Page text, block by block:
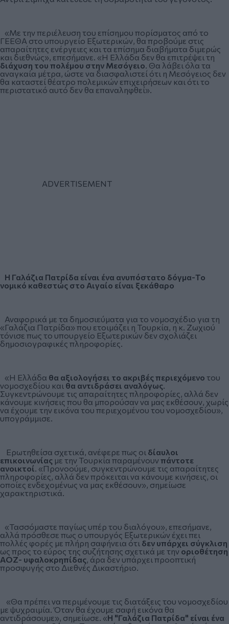
«Με την περιέλευση του επίσημου πορίσματος από το
ΓΕΕΘΑ στο υπουργείο Εξωτερικών, θα προβούμε στις
απαραίτητες ενέργειες και τα επίσημα διαβήματα διμερώς
και διεθνώς», επεσήμανε. «Η Ελλάδα δεν θα επιτρέψει τη
διάχυση του πολέμου στην Μεσόγειο. Θα λάβει όλα τα
αναγκαία μέτρα, ώστε να διασφαλιστεί ότι η Μεσόγειος δεν
θα καταστεί θέατρο πολεμικών επιχειρήσεων και ότι το
περιστατικό αυτό δεν θα επαναληφθεί».
Η Γαλάζια Πατρίδα είναι ένα ανυπόστατο δόγμα-Το
νομικό καθεστώς στο Αιγαίο είναι ξεκάθαρο
Αναφορικά με τα δημοσιεύματα για το νομοσχέδιο για τη
«Γαλάζια Πατρίδα» που ετοιμάζει η Τουρκία, η κ. Ζωχιού
τόνισε πως το υπουργείο Εξωτερικών δεν σχολιάζει
δημοσιογραφικές πληροφορίες.
«Η Ελλάδα θα αξιολογήσει το ακριβές περιεχόμενο του
νομοσχεδίου και θα αντιδράσει αναλόγως.
Συγκεντρώνουμε τις απαραίτητες πληροφορίες, αλλά δεν
κάνουμε κινήσεις που θα μπορούσαν να μας εκθέσουν, χωρίς
να έχουμε την εικόνα του περιεχομένου του νομοσχεδίου»,
υπογράμμισε.
Ερωτηθείσα σχετικά, ανέφερε πως οι δίαυλοι
επικοινωνίας με την Τουρκία παραμένουν πάντοτε
ανοικτοί. «Προνοούμε, συγκεντρώνουμε τις απαραίτητες
πληροφορίες, αλλά δεν πρόκειται να κάνουμε κινήσεις, οι
οποίες ενδεχομένως να μας εκθέσουν», σημείωσε
χαρακτηριστικά.
«Τασσόμαστε παγίως υπέρ του διαλόγου», επεσήμανε,
αλλά πρόσθεσε πως ο υπουργός Εξωτερικών έχει πει
πολλές φορές με πλήρη σαφήνεια ότι δεν υπάρχει σύγκλιση
ως προς το εύρος της συζήτησης σχετικά με την οριοθέτηση
ΑΟΖ- υφαλοκρηπίδας, άρα δεν υπάρχει προοπτική
προσφυγής στο Διεθνές Δικαστήριο.
«Θα πρέπει να περιμένουμε τις διατάξεις του νομοσχεδίου
με ψυχραιμία. Όταν θα έχουμε σαφή εικόνα θα
αντιδράσουμε», σημείωσε. «Η "Γαλάζια Πατρίδα" είναι ένα